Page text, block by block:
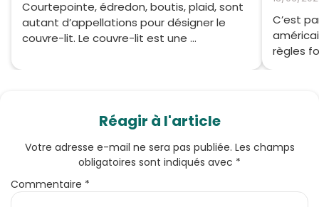
Courtepointe, édredon, boutis, plaid, sont
autant d’appellations pour désigner le
couvre-lit. Le couvre-lit est une ...
C’est
règles
Réagir à l'article
Votre adresse e-mail ne sera pas publiée. Les champs
obligatoires sont indiqués avec *
Commentaire *